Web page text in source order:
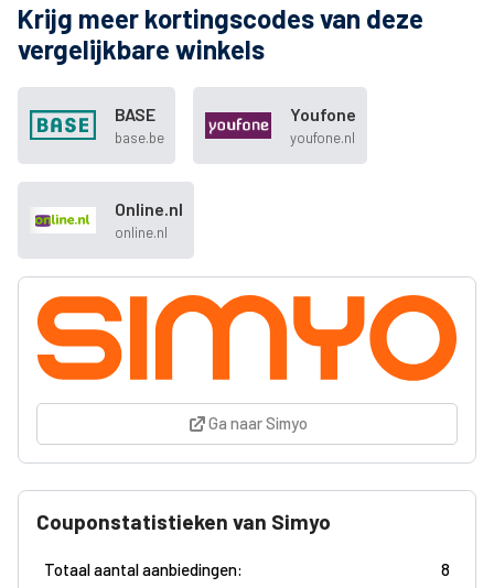
Krijg meer kortingscodes van deze
vergelijkbare winkels
BASE
base.be
Youfone
youfone.nl
Online.nl
online.nl
Ga naar Simyo
Couponstatistieken van Simyo
Totaal aantal aanbiedingen:
8